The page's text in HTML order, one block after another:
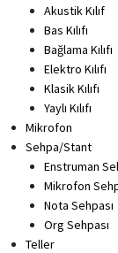
Akustik Kılıf
Bas Kılıfı
Bağlama Kılıfı
Elektro Kılıfı
Klasik Kılıfı
Yaylı Kılıfı
Mikrofon
Sehpa/Stant
Enstruman
Mikrofon
Nota Sehpası
Org Sehpası
Teller